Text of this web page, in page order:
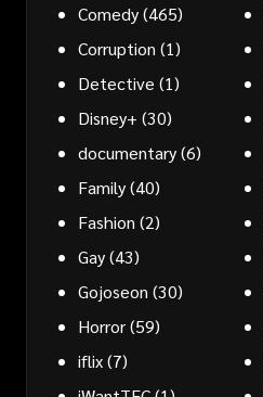
Comedy(465)
Corruption (1)
Detective (1)
Disney+ (30)
documentary(6)
Family(40)
Fashion (2)
Gay(43)
Gojoseon (30)
Horror(59)
iflix(7)